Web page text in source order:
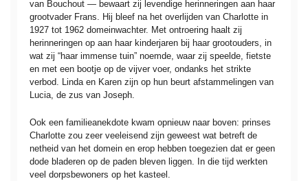
van Bouchout — bewaart zij levendige herinneringen aan haar
grootvader Frans. Hij bleef na het overlijden van Charlotte in
1927 tot 1962 domeinwachter. Met ontroering haalt zij
herinneringen op aan haar kinderjaren bij haar grootouders, in
wat zij “haar immense tuin” noemde, waar zij speelde, fietste
en met een bootje op de vijver voer, ondanks het strikte
verbod. Linda en Karen zijn op hun beurt afstammelingen van
Lucia, de zus van Joseph.
Ook een familieanekdote kwam opnieuw naar boven: prinses
Charlotte zou zeer veeleisend zijn geweest wat betreft de
netheid van het domein en erop hebben toegezien dat er geen
dode bladeren op de paden bleven liggen. In die tijd werkten
veel dorpsbewoners op het kasteel.